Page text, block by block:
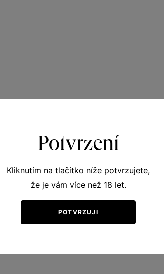
Potvrzení
Kliknutím na tlačítko níže potvrzujete,
že je vám více než 18 let.
POTVRZUJI